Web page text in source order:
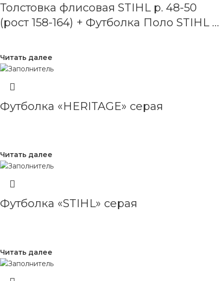
Толстовка флисовая STIHL р. 48-50
(рост 158-164) + Футболка Поло STIHL р.
Читать далее
Футболка «HERITAGE» серая
Читать далее
Футболка «STIHL» серая
Читать далее